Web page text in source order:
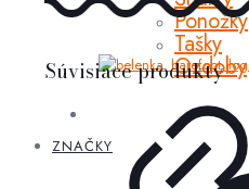
Ponožky
Tašky
Ozdoby
ZNAČKY
Súvisiace produkty